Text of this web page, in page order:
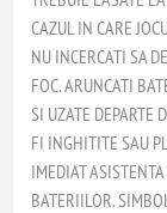
CAZUL IN CARE
NU INCERCATI SA
FOC. ARUNCATI
SI UZATE DEPARTE
FI INGHITITE SAU
IMEDIAT
BATERIILOR.